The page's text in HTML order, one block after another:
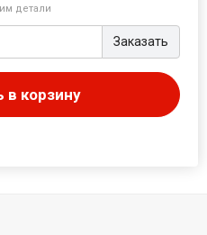
детали
Заказать
в корзину